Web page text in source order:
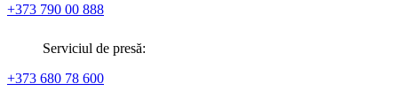
+373 790 00 888
Serviciul de presă:
+373 680 78 600